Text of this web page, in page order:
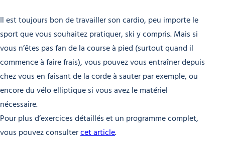
Il est toujours bon de travailler son cardio, peu importe le
sport que vous souhaitez pratiquer, ski y compris. Mais si
vous n’êtes pas fan de la course à pied (surtout quand il
commence à faire frais), vous pouvez vous entraîner depuis
chez vous en faisant de la corde à sauter par exemple, ou
encore du vélo elliptique si vous avez le matériel
nécessaire.
Pour plus d’exercices détaillés et un programme complet,
vous pouvez consultercet article.